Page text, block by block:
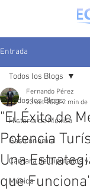
Entrada
Todos los Blogs
Historia de México
Gastronomia
Camara de Diputados
Música
Todos los Blogs
"El Éxito de
Potencia
Una
que
Fernando Pérez
23 oct 2023 2 min de